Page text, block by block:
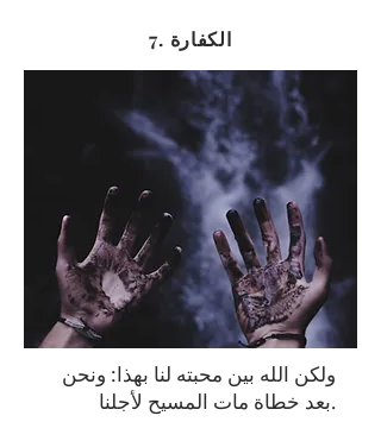
7. الكفارة
ولكن الله بين محبته لنا بهذا: ونحن
بعد خطاة مات المسيح لأجلنا.